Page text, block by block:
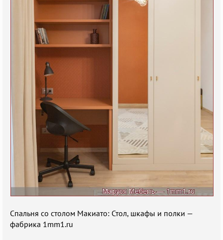
Спальня со столом Макиато: Стол, шкафы и полки —
фабрика 1mm1.ru